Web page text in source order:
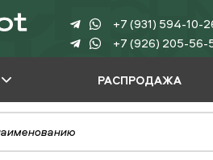
+7 (931) 594-
+7 (926) 205-
РАСПРОДАЖА